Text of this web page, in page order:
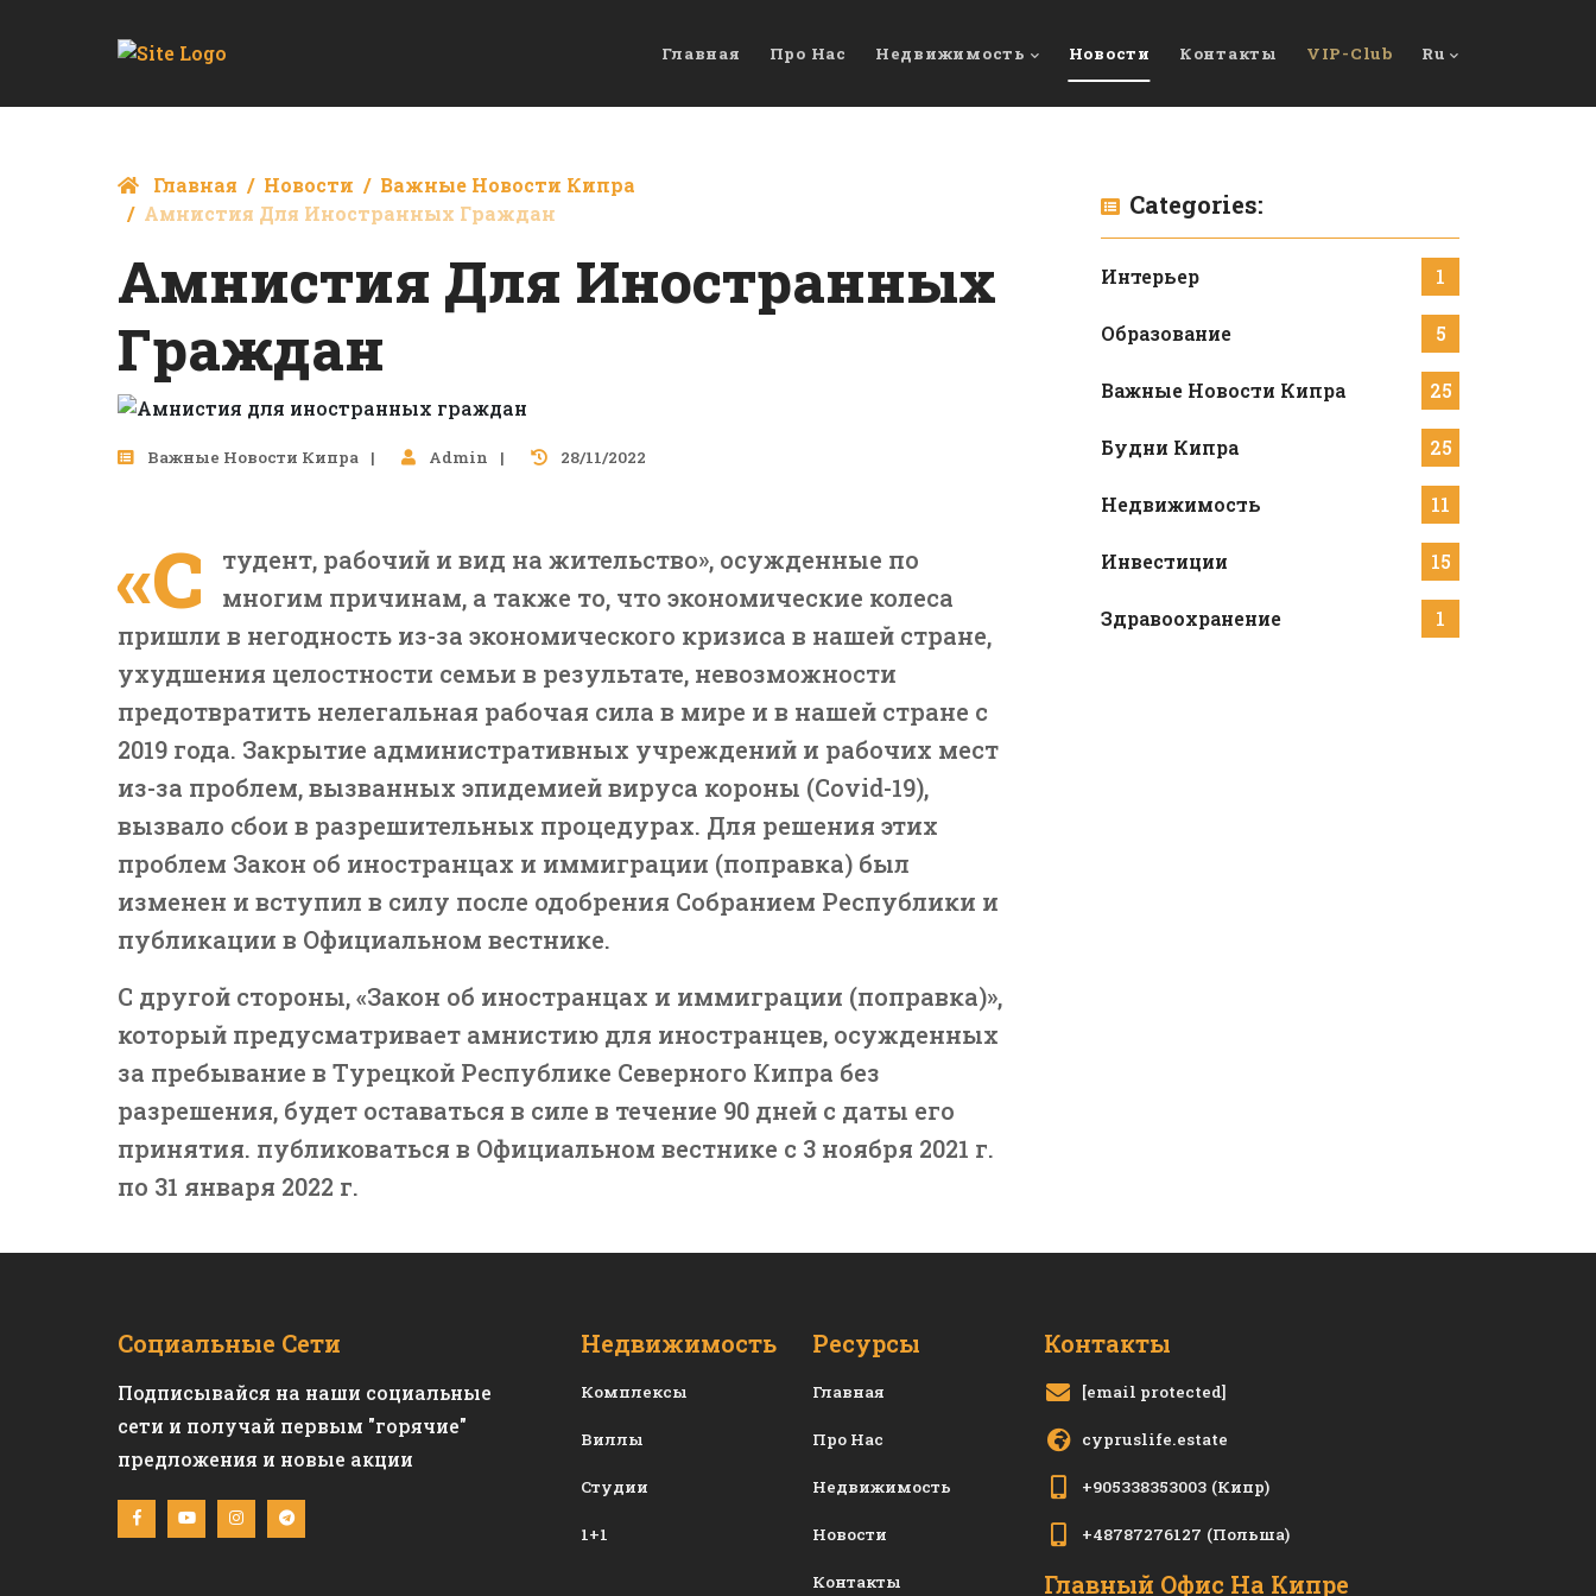
Главная Про Нас Недвижимость Новости Контакты VIP-Club Ru
Главная Новости
Важные Новости Кипра
Амнистия Для Иностранных Граждан
Амнистия Для Иностранных
Граждан
Важные Новости Кипра Admin 28/11/2022
«С
тудент, рабочий и вид на жительство», осужденные по
многим причинам, а также то, что экономические колеса
пришли в негодность из-за экономического кризиса в нашей стране,
ухудшения целостности семьи в результате, невозможности
предотвратить нелегальная рабочая сила в мире и в нашей стране с
2019 года. Закрытие административных учреждений и рабочих мест
из-за проблем, вызванных эпидемией вируса короны (Covid-19),
вызвало сбои в разрешительных процедурах. Для решения этих
проблем Закон об иностранцах и иммиграции (поправка) был
изменен и вступил в силу после одобрения Собранием Республики и
публикации в Официальном вестнике.
С другой стороны, «Закон об иностранцах и иммиграции (поправка)»,
который предусматривает амнистию для иностранцев, осужденных
за пребывание в Турецкой Республике Северного Кипра без
разрешения, будет оставаться в силе в течение 90 дней с даты его
принятия. публиковаться в Официальном вестнике с 3 ноября 2021 г.
по 31 января 2022 г.
Categories:
Интерьер 1
Образование 5
Важные Новости Кипра 25
Будни Кипра 25
Недвижимость 11
Инвестиции 15
Здравоохранение 1
Социальные Сети
Подписывайся на наши социальные
сети и получай первым "горячие"
предложения и новые акции
Недвижимость
Комплексы
Виллы
Студии
1+1
Ресурсы
Главная
Про Нас
Недвижимость
Новости
Контакты
Контакты
[email protected]
cypruslife.estate
+905338353003 (Кипр)
+48787276127 (Польша)
Главный Офис На Кипре